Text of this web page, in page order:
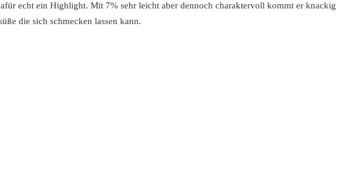
echt ein Highlight. Mit 7% sehr leicht aber dennoch charaktervoll kommt er knackig
die sich schmecken lassen kann.